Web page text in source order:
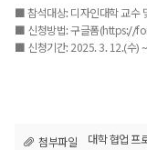
■ 참석대상: 디자인대학 교수
■ 신청방법: 구글폼(https://
■ 신청기간: 2025. 3. 12.(수)
첨부파일 대학 협업 프